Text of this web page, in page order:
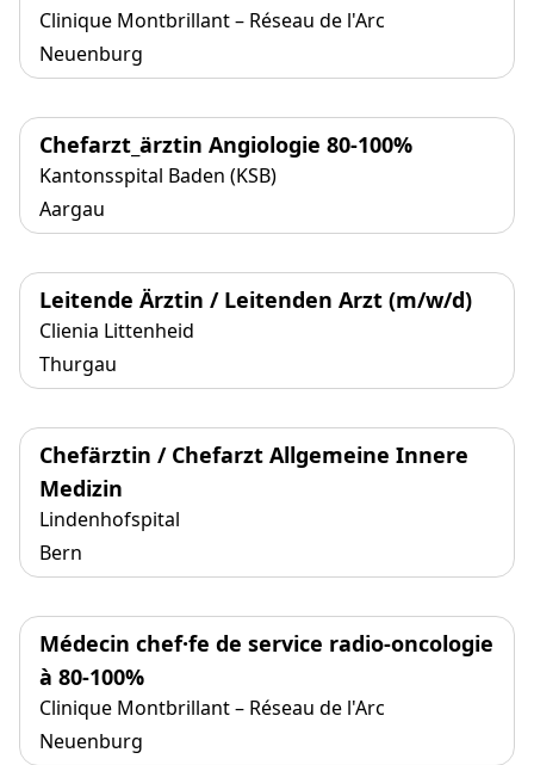
Clinique Montbrillant – Réseau de l'Arc
Neuenburg
Chefarzt_ärztin Angiologie 80-100%
Kantonsspital Baden (KSB)
Aargau
Leitende Ärztin / Leitenden Arzt (m/w/d)
Clienia Littenheid
Thurgau
Chefärztin / Chefarzt Allgemeine Innere
Medizin
Lindenhofspital
Bern
Médecin chef·fe de service radio-oncologie
à 80-100%
Clinique Montbrillant – Réseau de l'Arc
Neuenburg